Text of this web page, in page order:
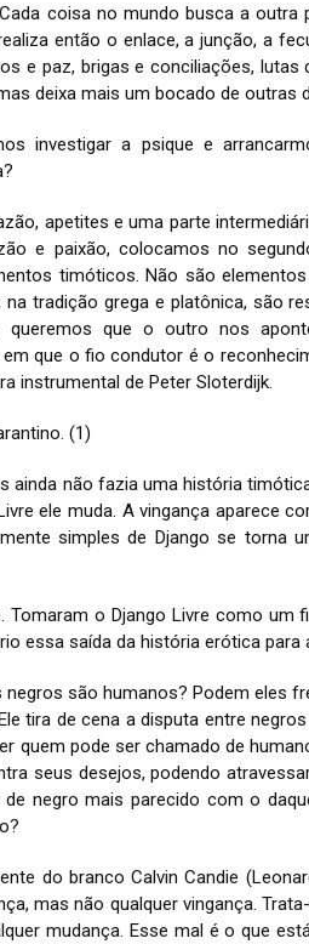
coisa no mundo busca a
então o enlace, a junção, a
e paz, brigas e conciliações, lutas
deixa mais um bocado de outras
investigar a psique e
apetites e uma parte
e paixão, colocamos no
timóticos. Não são
tradição grega e platônica, são
que o outro nos
que o fio condutor é o
instrumental de Peter Sloterdijk.
(1)
ainda não fazia uma história
ele muda. A vingança aparece
simples de Django se torna
o Django Livre como um
essa saída da história erótica para
são humanos? Podem eles
tira de cena a disputa entre
quem pode ser chamado de
seus desejos, podendo
negro mais parecido com o
do branco Calvin Candie
mas não qualquer vingança.
mudança. Esse mal é o que